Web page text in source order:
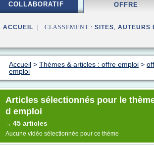
COLLABORATIF OFFRE
ACCUEIL | CLASSEMENT : SITES, AUTEURS
Accueil > Thèmes & articles : offre emploi >
emploi
Articles sélectionnés pour le
d emploi
→ 45 articles
Aucune vidéo sélectionnée pour ce thème